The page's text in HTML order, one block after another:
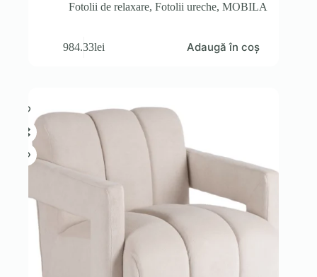
Fotolii de relaxare, Fotolii ureche, MOBILA
984.33lei Adaugă în coș